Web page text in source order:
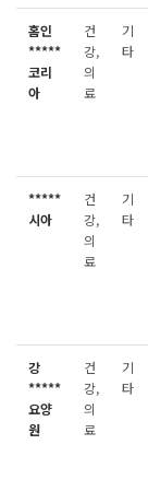
홈인
*****
코리
아
건
강,
의
료
기
타
*****
시아
건
강,
의
료
기
타
강
*****
요양
원
건
강,
의
료
기
타